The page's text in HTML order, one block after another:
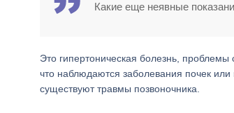
Какие еще неявные
Это гипертоническая болезнь,
что наблюдаются заболевания почек
существуют травмы позвоночника.